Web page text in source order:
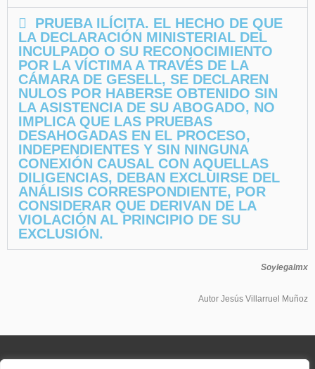
PRUEBA ILÍCITA. EL HECHO DE QUE
LA DECLARACIÓN MINISTERIAL DEL
INCULPADO O SU RECONOCIMIENTO
POR LA VÍCTIMA A TRAVÉS DE LA
CÁMARA DE GESELL, SE DECLAREN
NULOS POR HABERSE OBTENIDO SIN
LA ASISTENCIA DE SU ABOGADO, NO
IMPLICA QUE LAS PRUEBAS
DESAHOGADAS EN EL PROCESO,
INDEPENDIENTES Y SIN NINGUNA
CONEXIÓN CAUSAL CON AQUELLAS
DILIGENCIAS, DEBAN EXCLUIRSE DEL
ANÁLISIS CORRESPONDIENTE, POR
CONSIDERAR QUE DERIVAN DE LA
VIOLACIÓN AL PRINCIPIO DE SU
EXCLUSIÓN.
Soylegalmx
Autor Jesús Villarruel Muñoz